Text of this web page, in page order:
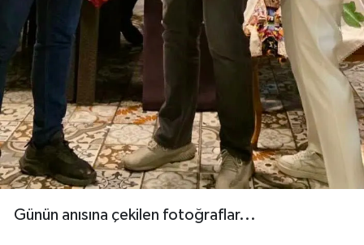
Günün anısına çekilen fotoğraflar...